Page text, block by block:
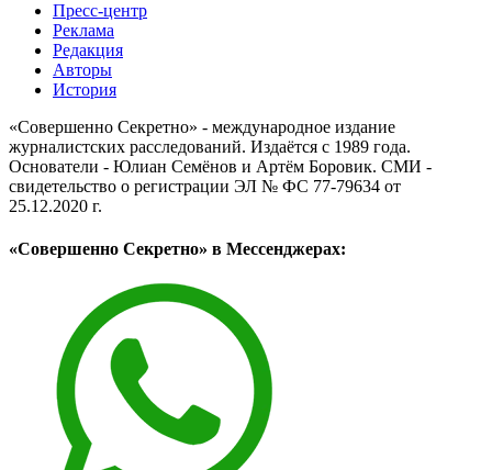
Пресс-центр
Реклама
Редакция
Авторы
История
«Совершенно Секретно» - международное издание
журналистских расследований. Издаётся с 1989 года.
Основатели - Юлиан Семёнов и Артём Боровик. CМИ -
свидетельство о регистрации ЭЛ № ФС 77-79634 от
25.12.2020 г.
«Совершенно Секретно» в Мессенджерах: